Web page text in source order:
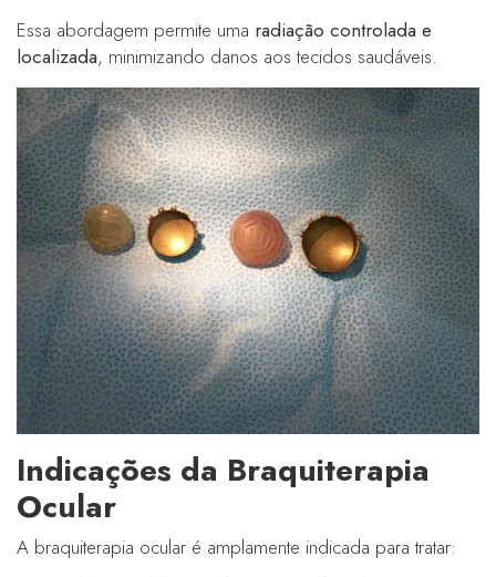
Essa abordagem permite uma radiação controlada e
localizada, minimizando danos aos tecidos saudáveis.
Indicações da Braquiterapia
Ocular
A braquiterapia ocular é amplamente indicada para tratar: